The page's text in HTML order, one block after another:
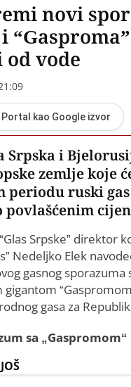
novi
vode
Portal kao Google izvor
Srpska i
zemlje koje
periodu ruski
povlašćenim
Srpske” direktor
Nedeljko Elek
gasnog sporazuma
gasa za
sa